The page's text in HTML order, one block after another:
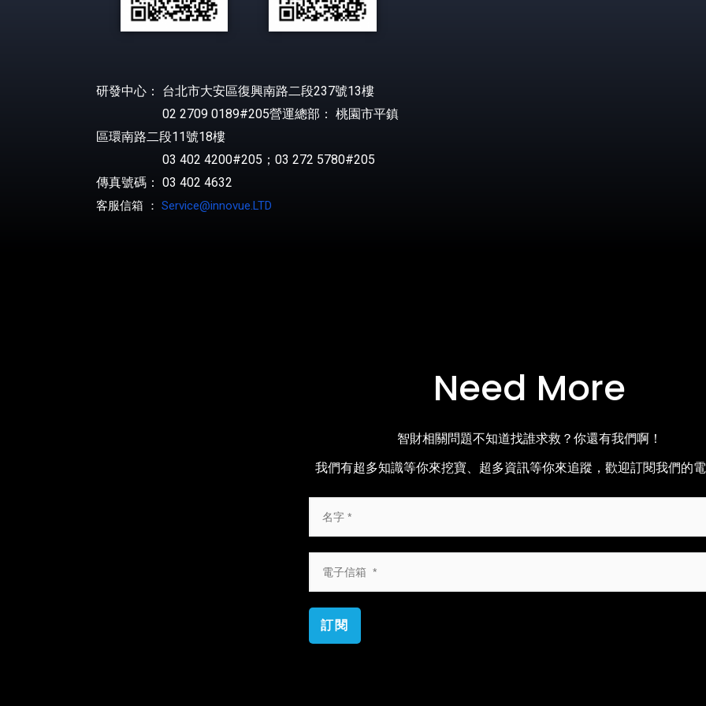
研發中心： 台北市大安區復興南路二段237號13樓
02 2709 0189#205營運總部： 桃園市平鎮
區環南路二段11號18樓
03 402 4200#205；03 272 5780#205
傳真號碼： 03 402 4632
客服信箱 ： Service@innovue.LTD
Need More
智財相關問題不知道找誰求救？你還有我們啊！
我們有超多知識等你來挖寶、超多資訊等你來追蹤，歡迎訂閱我們的
訂閱